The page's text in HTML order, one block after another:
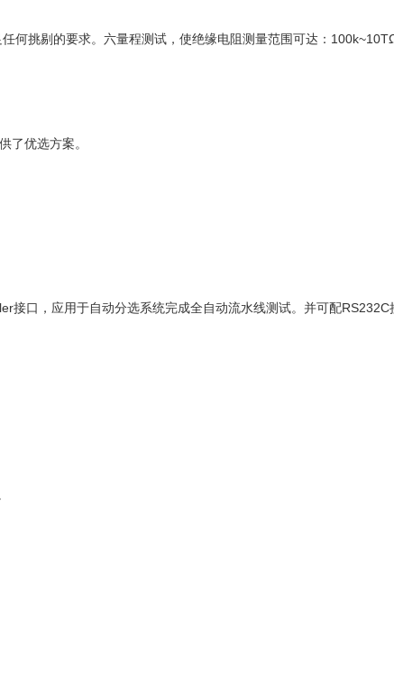
何挑剔的要求。六量程测试，使绝缘电阻测量范围可达：
了优选方案。
接口，应用于自动分选系统完成全自动流水线测试。并可配RS232C